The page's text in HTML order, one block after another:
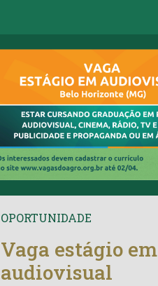
OPORTUNIDADE
Vaga estágio em
audiovisual